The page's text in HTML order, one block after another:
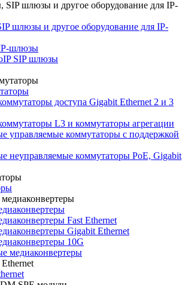
шлюзы и другое оборудование для IP-
шлюзы
SIP шлюзы
доступа Gigabit Ethernet 2 и 3
L3 и коммутаторы агрегации
управляемые коммутаторы с поддержкой
неуправляемые коммутаторы PoE, Gigabit
Fast Ethernet
Gigabit Ethernet
10G
медиаконвертеры